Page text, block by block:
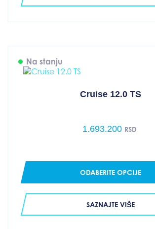
Na stanju
Cruise 12.0 TS
1.693.200 RSD
ODABERITE OPCIJE
SAZNAJTE VIŠE